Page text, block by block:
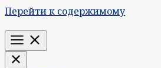
Перейти к содержимому
Меню